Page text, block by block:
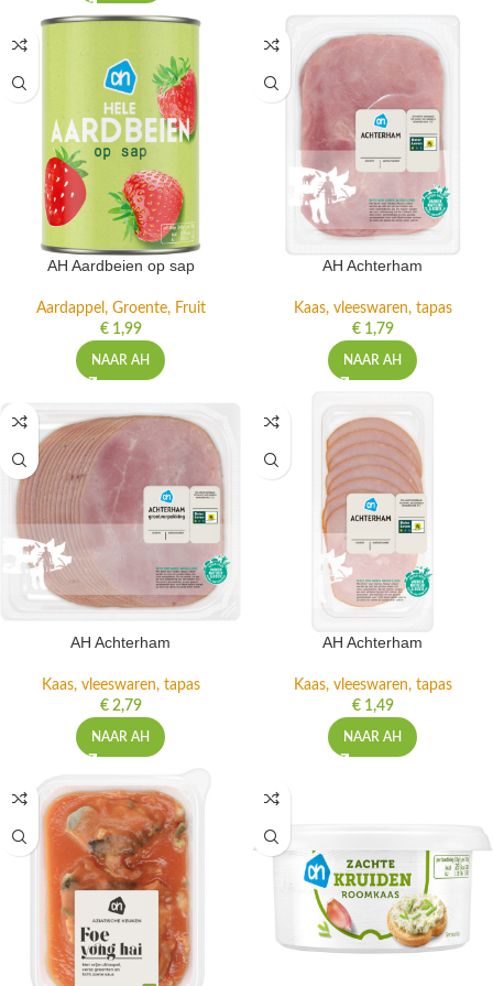
AH Aardbeien op sap
Aardappel, Groente, Fruit
€1,99
NAAR AH
AH Achterham
Kaas, vleeswaren, tapas
€1,79
NAAR AH
AH Achterham
Kaas, vleeswaren, tapas
€2,79
NAAR AH
AH Achterham
Kaas, vleeswaren, tapas
€1,49
NAAR AH